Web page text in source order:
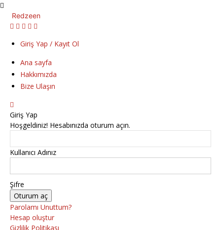
Redzeen
Giriş Yap / Kayıt Ol
Ana sayfa
Hakkımızda
Bize Ulaşın
Giriş Yap
Hoşgeldiniz! Hesabınızda oturum açın.
Kullanıcı Adınız
Şifre
Parolamı Unuttum?
Hesap oluştur
Gizlilik Politikası